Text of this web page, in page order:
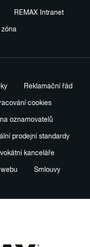
REMAX Intranet
zóna
Reklamační řád
cookies
oznamovatelů
prodejní standardy
kanceláře
Smlouvy